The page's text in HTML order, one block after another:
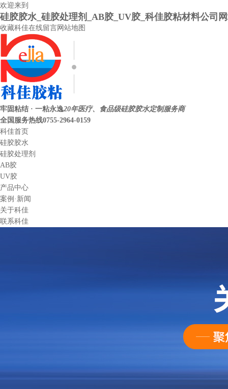
欢迎来到
硅胶胶水_硅胶处理剂_AB胶_UV胶_科佳胶粘材料公司
收藏科佳在线留言网站地图
牢固粘结 · 一粘永逸20年医疗、食品级硅胶胶水定制服务商
全国服务热线0755-2964-0159
科佳首页
硅胶胶水
硅胶处理剂
AB胶
UV胶
产品中心
案例·新闻
关于科佳
联系科佳